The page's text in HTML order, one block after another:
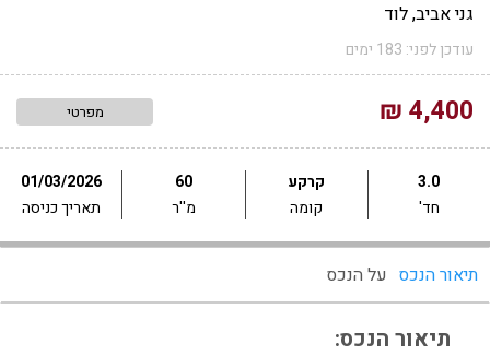
גני אביב, לוד
עודכן לפני: 183 ימים
4,400 ₪ מפרטי
3.0
חד'
קרקע
קומה
60
מ''ר
01/03/2026
תאריך כניסה
תיאור הנכס על הנכס
תיאור הנכס: